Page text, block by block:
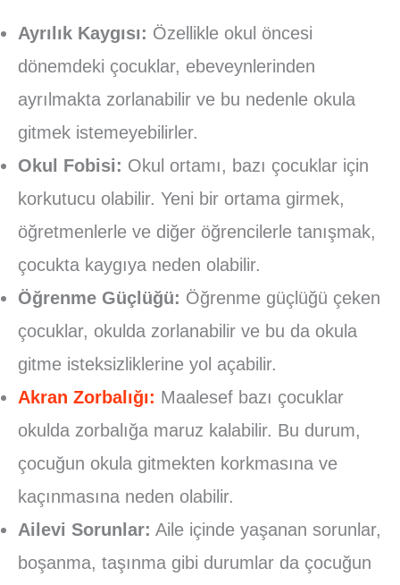
Ayrılık Kaygısı: Özellikle okul öncesi
dönemdeki çocuklar, ebeveynlerinden
ayrılmakta zorlanabilir ve bu nedenle okula
gitmek istemeyebilirler.
Okul Fobisi: Okul ortamı, bazı çocuklar için
korkutucu olabilir. Yeni bir ortama girmek,
öğretmenlerle ve diğer öğrencilerle tanışmak,
çocukta kaygıya neden olabilir.
Öğrenme Güçlüğü: Öğrenme güçlüğü çeken
çocuklar, okulda zorlanabilir ve bu da okula
gitme isteksizliklerine yol açabilir.
Akran Zorbalığı: Maalesef bazı çocuklar
okulda zorbalığa maruz kalabilir. Bu durum,
çocuğun okula gitmekten korkmasına ve
kaçınmasına neden olabilir.
Ailevi Sorunlar: Aile içinde yaşanan sorunlar,
boşanma, taşınma gibi durumlar da çocuğun